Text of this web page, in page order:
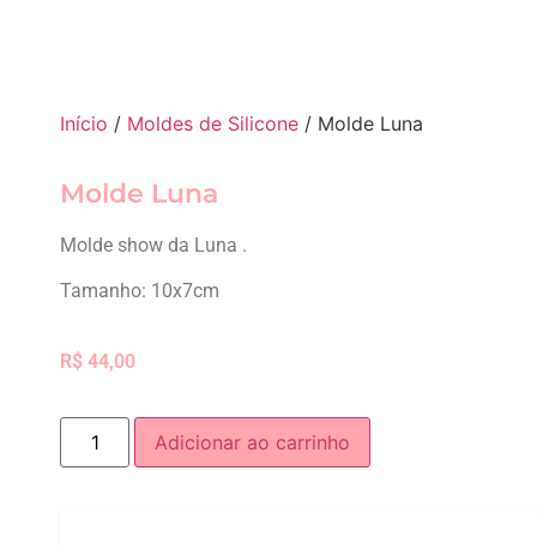
Início / Moldes de Silicone / Molde Luna
Molde Luna
Molde show da Luna .
Tamanho: 10x7cm
R$ 44,00
Adicionar ao carrinho